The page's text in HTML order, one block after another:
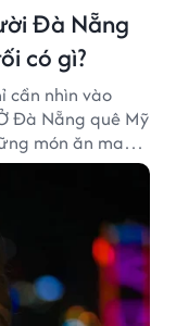
Đà Nẵng
có gì?
cần nhìn vào
Đà Nẵng quê Mỹ
món ăn mang